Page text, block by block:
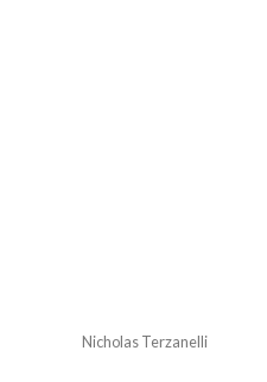
Nicholas Terzanelli